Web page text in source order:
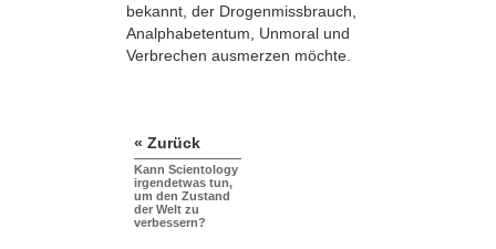
bekannt, der Drogenmissbrauch,
Analphabetentum, Unmoral und
Verbrechen ausmerzen möchte.
« Zurück
Kann Scientology
irgendetwas tun,
um den Zustand
der Welt zu
verbessern?